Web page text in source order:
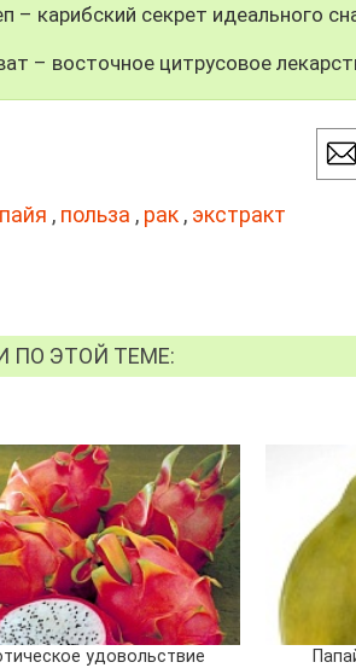
– карибский секрет идеального
– восточное цитрусовое
, польза , рак , экстракт
ПО ЭТОЙ ТЕМЕ:
удовольствие